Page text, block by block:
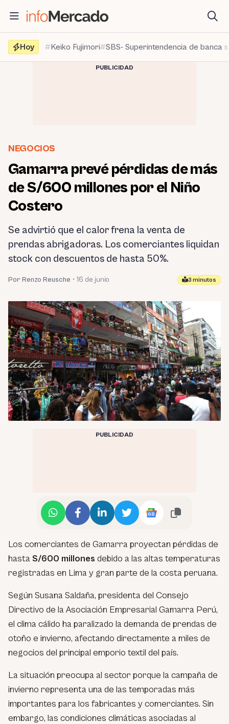
contenido
Hoy
Keiko Fujimori SBS- Superintendencia de banca
PUBLICIDAD
NEGOCIOS
Gamarra prevé pérdidas de más
de S/600 millones por el Niño
Costero
Se advirtió que el calor frena la venta de
prendas abrigadoras. Los comerciantes liquidan
stock con descuentos de hasta 50%.
Por Renzo Reusche • 16 de junio 3 minutos
PUBLICIDAD
Los comerciantes de Gamarra proyectan pérdidas de
hasta S/600 millones debido a las altas temperaturas
registradas en Lima y gran parte de la costa peruana.
Según Susana Saldaña, presidenta del Consejo
Directivo de la Asociación Empresarial Gamarra Perú,
el clima cálido ha paralizado la demanda de prendas de
otoño e invierno, afectando directamente a miles de
negocios del principal emporio textil del país.
La situación preocupa al sector porque la campaña de
invierno representa una de las temporadas más
importantes para los fabricantes y comerciantes. Sin
embargo, las condiciones climáticas asociadas al